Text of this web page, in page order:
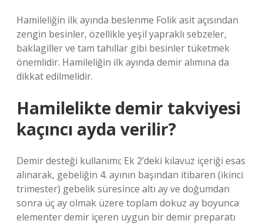
Hamileliğin ilk ayında beslenme Folik asit açısından
zengin besinler, özellikle yeşil yapraklı sebzeler,
baklagiller ve tam tahıllar gibi besinler tüketmek
önemlidir. Hamileliğin ilk ayında demir alımına da
dikkat edilmelidir.
Hamilelikte demir takviyesi
kaçıncı ayda verilir?
Demir desteği kullanımı; Ek 2’deki kılavuz içeriği esas
alınarak, gebeliğin 4. ayının başından itibaren (ikinci
trimester) gebelik süresince altı ay ve doğumdan
sonra üç ay olmak üzere toplam dokuz ay boyunca
elementer demir içeren uygun bir demir preparatı